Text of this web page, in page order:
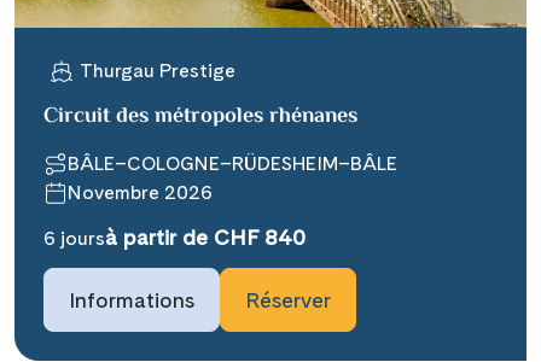
Thurgau Prestige
Circuit des métropoles rhénanes
BÂLE–COLOGNE–RÜDESHEIM–BÂLE
Novembre 2026
6 joursà partir de CHF 840
Informations Réserver